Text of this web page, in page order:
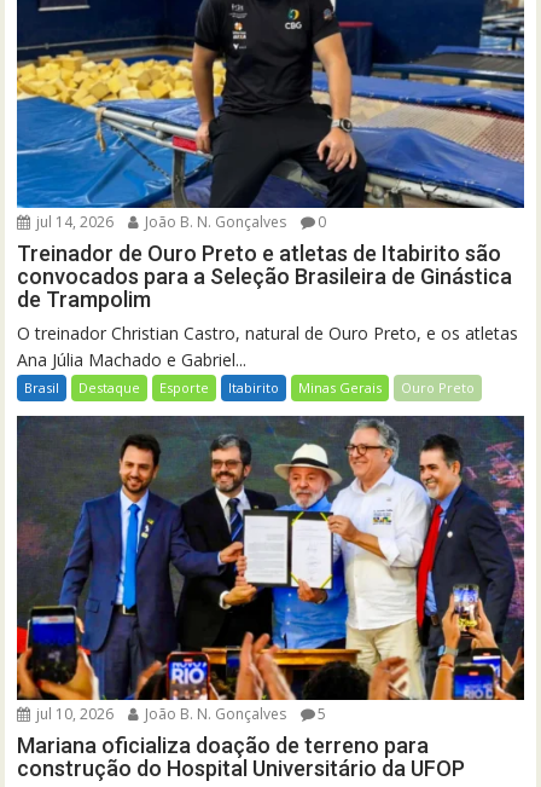
jul 14, 2026 João B. N. Gonçalves 0
Treinador de Ouro Preto e atletas de Itabirito são
convocados para a Seleção Brasileira de Ginástica
de Trampolim
O treinador Christian Castro, natural de Ouro Preto, e os atletas
Ana Júlia Machado e Gabriel...
Brasil Destaque Esporte Itabirito Minas Gerais Ouro Preto
jul 10, 2026 João B. N. Gonçalves 5
Mariana oficializa doação de terreno para
construção do Hospital Universitário da UFOP